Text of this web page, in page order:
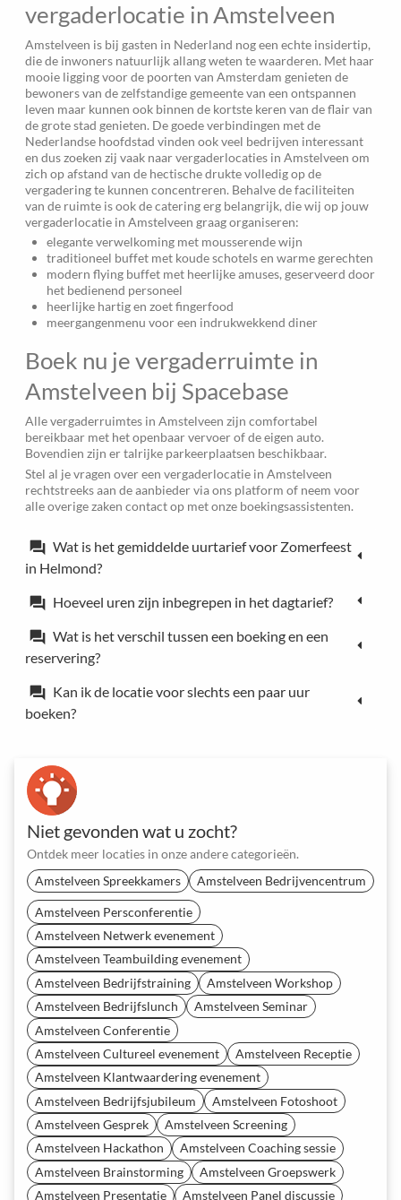
vergaderlocatie in Amstelveen
Amstelveen is bij gasten in Nederland nog een echte insidertip,
die de inwoners natuurlijk allang weten te waarderen. Met haar
mooie ligging voor de poorten van Amsterdam genieten de
bewoners van de zelfstandige gemeente van een ontspannen
leven maar kunnen ook binnen de kortste keren van de flair van
de grote stad genieten. De goede verbindingen met de
Nederlandse hoofdstad vinden ook veel bedrijven interessant
en dus zoeken zij vaak naar vergaderlocaties in Amstelveen om
zich op afstand van de hectische drukte volledig op de
vergadering te kunnen concentreren. Behalve de faciliteiten
van de ruimte is ook de catering erg belangrijk, die wij op jouw
vergaderlocatie in Amstelveen graag organiseren:
elegante verwelkoming met mousserende wijn
traditioneel buffet met koude schotels en warme gerechten
modern flying buffet met heerlijke amuses, geserveerd door
het bedienend personeel
heerlijke hartig en zoet fingerfood
meergangenmenu voor een indrukwekkend diner
Boek nu je vergaderruimte in
Amstelveen bij Spacebase
Alle vergaderruimtes in Amstelveen zijn comfortabel
bereikbaar met het openbaar vervoer of de eigen auto.
Bovendien zijn er talrijke parkeerplaatsen beschikbaar.
Stel al je vragen over een vergaderlocatie in Amstelveen
rechtstreeks aan de aanbieder via ons platform of neem voor
alle overige zaken contact op met onze boekingsassistenten.
forum Wat is het gemiddelde uurtarief voor Zomerfeest
in Helmond?
forum Hoeveel uren zijn inbegrepen in het dagtarief?
forum Wat is het verschil tussen een boeking en een
reservering?
forum Kan ik de locatie voor slechts een paar uur
boeken?
Niet gevonden wat u zocht?
Ontdek meer locaties in onze andere categorieën.
Amstelveen Spreekkamers
Amstelveen Bedrijvencentrum
Amstelveen Persconferentie
Amstelveen Netwerk evenement
Amstelveen Teambuilding evenement
Amstelveen Bedrijfstraining
Amstelveen Workshop
Amstelveen Bedrijfslunch
Amstelveen Seminar
Amstelveen Conferentie
Amstelveen Cultureel evenement
Amstelveen Receptie
Amstelveen Klantwaardering evenement
Amstelveen Bedrijfsjubileum
Amstelveen Fotoshoot
Amstelveen Gesprek
Amstelveen Screening
Amstelveen Hackathon
Amstelveen Coaching sessie
Amstelveen Brainstorming
Amstelveen Groepswerk
Amstelveen Presentatie
Amstelveen Panel discussie